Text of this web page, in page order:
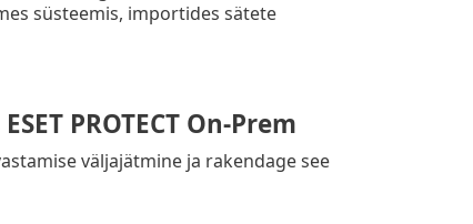
süsteemis, importides sätete
PROTECT On-Prem
väljajätmine ja rakendage see